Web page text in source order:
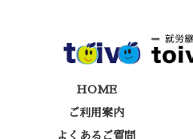
HOME
ご利用案内
よくあるご質問